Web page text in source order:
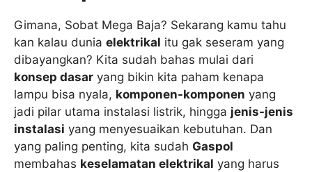
Gimana, Sobat Mega Baja? Sekarang kamu tahu
kan kalau dunia elektrikal itu gak seseram yang
dibayangkan? Kita sudah bahas mulai dari
konsep dasar yang bikin kita paham kenapa
lampu bisa nyala, komponen-komponen yang
jadi pilar utama instalasi listrik, hingga jenis-jenis
instalasi yang menyesuaikan kebutuhan. Dan
yang paling penting, kita sudah Gaspol
membahas keselamatan elektrikal yang harus